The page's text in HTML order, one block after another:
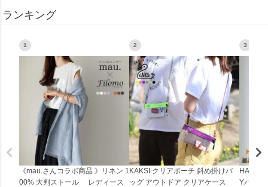
ランキング
1
《mau.さんコラボ商品 》リネン 1
00% 大判ストール レディース
2
KAKSI クリアポーチ 斜め掛けバ
ッグ アウトドア クリアケース
3
Yバッグ